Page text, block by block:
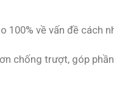
100% về vấn đề cách
chống trượt, góp